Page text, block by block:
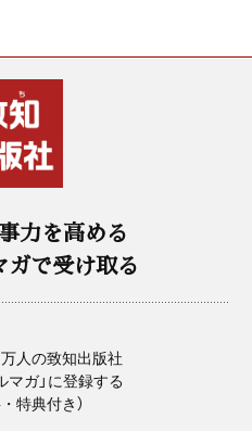
力を高める
で受け取る
人の致知出版社
マガ」に登録する
特典付き）